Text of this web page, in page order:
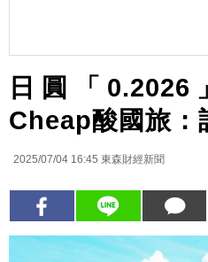
日圓「0.2026
Cheap酸國旅：
2025/07/04 16:45 東森財經新聞